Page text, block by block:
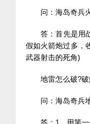
问：海岛奇兵
答：首先是用
假如火箭炮过多，
武器射击的死角)
地雷怎么破?
问：海岛奇兵
答：1、用第